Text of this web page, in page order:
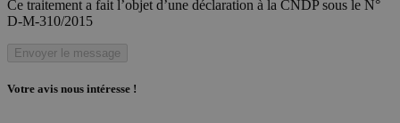
Ce traitement a fait l’objet d’une déclaration à la CNDP sous le N°
D-M-310/2015
Envoyer le message
Votre avis nous intéresse !